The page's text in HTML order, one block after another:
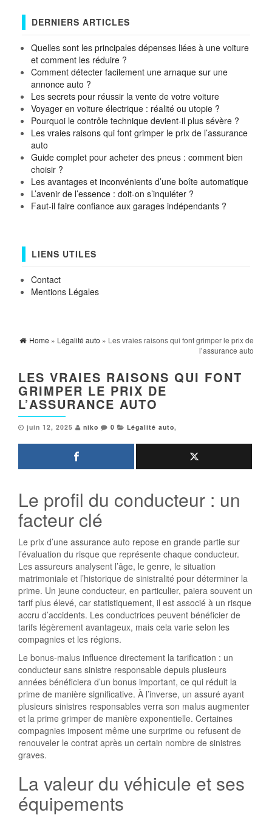
DERNIERS ARTICLES
Quelles sont les principales dépenses liées à une voiture
et comment les réduire ?
Comment détecter facilement une arnaque sur une
annonce auto ?
Les secrets pour réussir la vente de votre voiture
Voyager en voiture électrique : réalité ou utopie ?
Pourquoi le contrôle technique devient-il plus sévère ?
Les vraies raisons qui font grimper le prix de l’assurance
auto
Guide complet pour acheter des pneus : comment bien
choisir ?
Les avantages et inconvénients d’une boîte automatique
L’avenir de l’essence : doit-on s’inquiéter ?
Faut-il faire confiance aux garages indépendants ?
LIENS UTILES
Contact
Mentions Légales
Home » Légalité auto » Les vraies raisons qui font grimper le prix de
l’assurance auto
LES VRAIES RAISONS QUI FONT
GRIMPER LE PRIX DE
L’ASSURANCE AUTO
juin 12, 2025 niko 0 Légalité auto,
Le profil du conducteur : un
facteur clé
Le prix d’une assurance auto repose en grande partie sur
l’évaluation du risque que représente chaque conducteur.
Les assureurs analysent l’âge, le genre, le situation
matrimoniale et l’historique de sinistralité pour déterminer la
prime. Un jeune conducteur, en particulier, paiera souvent un
tarif plus élevé, car statistiquement, il est associé à un risque
accru d’accidents. Les conductrices peuvent bénéficier de
tarifs légèrement avantageux, mais cela varie selon les
compagnies et les régions.
Le bonus-malus influence directement la tarification : un
conducteur sans sinistre responsable depuis plusieurs
années bénéficiera d’un bonus important, ce qui réduit la
prime de manière significative. À l’inverse, un assuré ayant
plusieurs sinistres responsables verra son malus augmenter
et la prime grimper de manière exponentielle. Certaines
compagnies imposent même une surprime ou refusent de
renouveler le contrat après un certain nombre de sinistres
graves.
La valeur du véhicule et ses
équipements